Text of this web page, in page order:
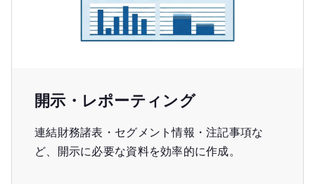
開示・レポーティング
連結財務諸表・セグメント情報・注記事項な
ど、開示に必要な資料を効率的に作成。